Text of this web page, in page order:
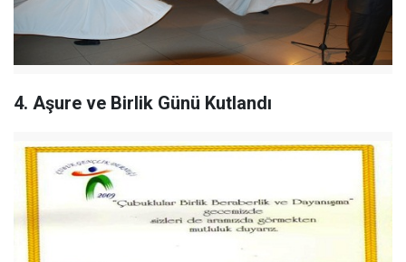
4. Aşure ve Birlik Günü Kutlandı